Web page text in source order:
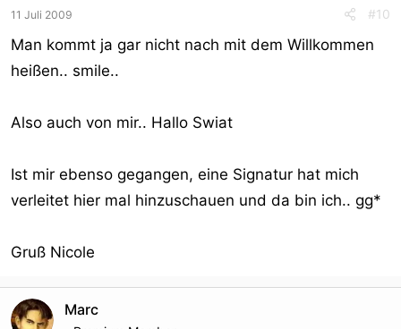
11 Juli 2009 #10
Man kommt ja gar nicht nach mit dem Willkommen
heißen.. smile..
Also auch von mir.. Hallo Swiat
Ist mir ebenso gegangen, eine Signatur hat mich
verleitet hier mal hinzuschauen und da bin ich.. gg*
Gruß Nicole
Marc